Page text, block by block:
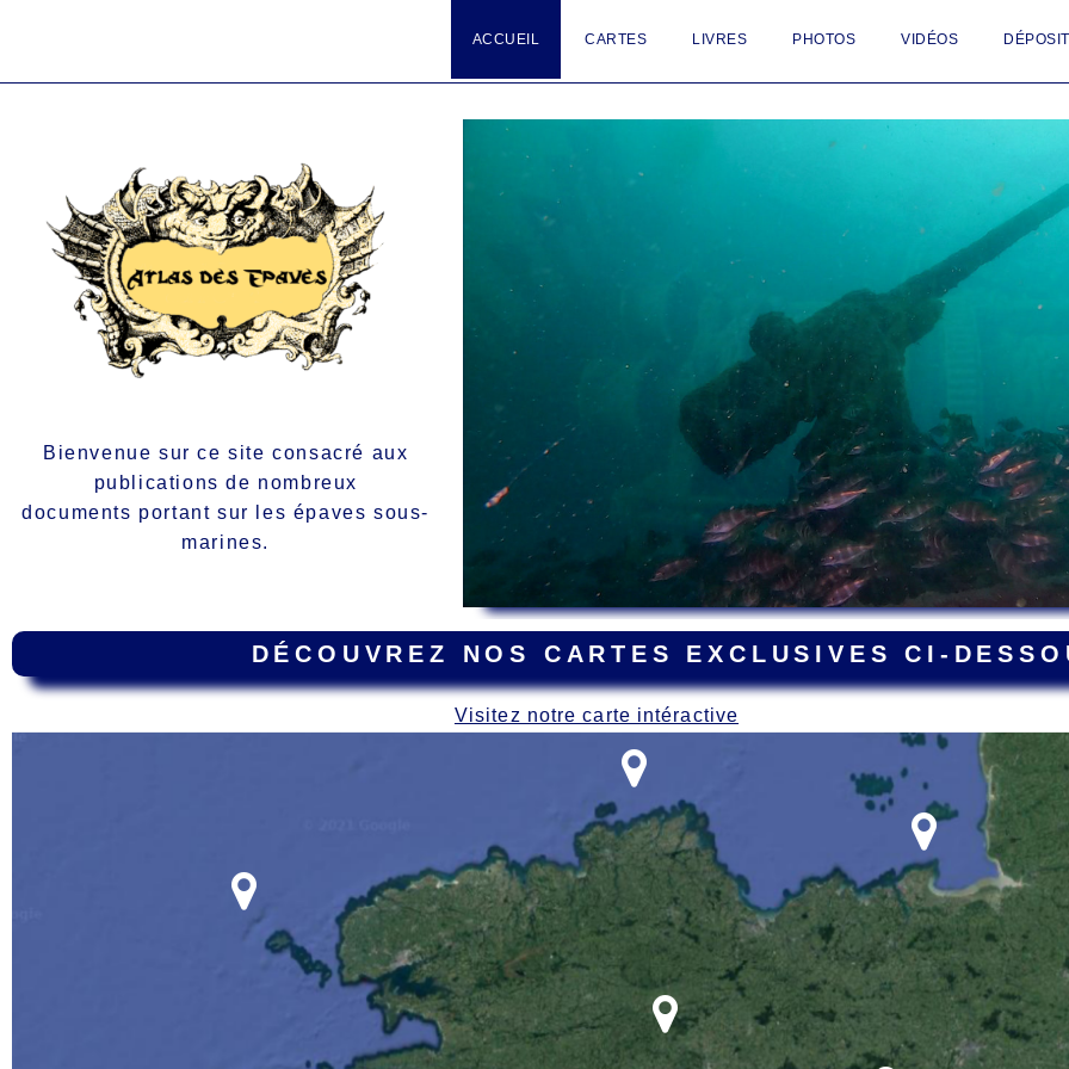
ACCUEIL CARTES LIVRES PHOTOS VIDÉOS
Bienvenue sur ce site consacré aux
publications de nombreux
documents portant sur les épaves sous-
marines.
DÉCOUVREZ NOS CARTES EXCLUSIVES CI-
Visitez notre carte intéractive
des épaves durant la Grande Guerre